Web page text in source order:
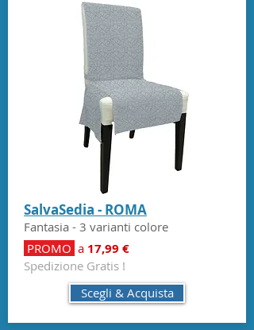
SalvaSedia - ROMA
Fantasia - 3 varianti colore
PROMO a 17,99 €
Spedizione Gratis !
Scegli & Acquista